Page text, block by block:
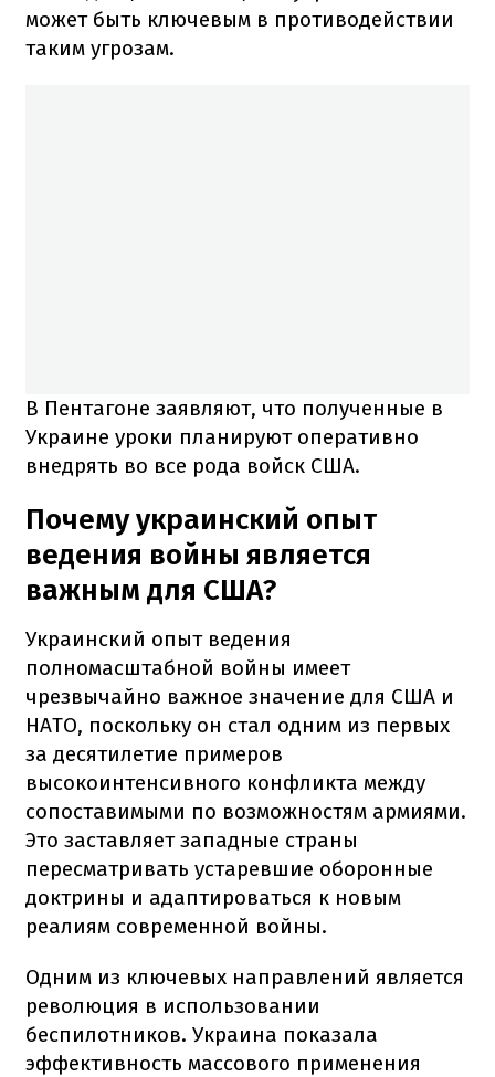
может быть ключевым в противодействии
таким угрозам.
В Пентагоне заявляют, что полученные в
Украине уроки планируют оперативно
внедрять во все рода войск США.
Почему украинский опыт
ведения войны является
важным для США?
Украинский опыт ведения
полномасштабной войны имеет
чрезвычайно важное значение для США и
НАТО, поскольку он стал одним из первых
за десятилетие примеров
высокоинтенсивного конфликта между
сопоставимыми по возможностям армиями.
Это заставляет западные страны
пересматривать устаревшие оборонные
доктрины и адаптироваться к новым
реалиям современной войны.
Одним из ключевых направлений является
революция в использовании
беспилотников. Украина показала
эффективность массового применения